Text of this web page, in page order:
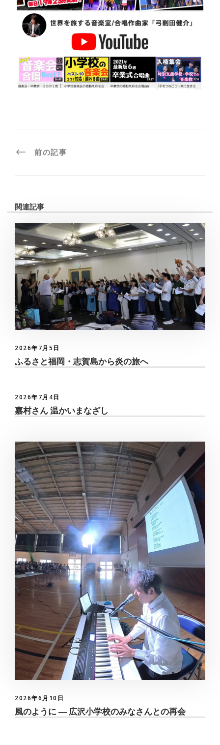
前の記事
関連記事
2026年7月5日
ふるさと福岡・志賀島から炎の旅へ
2026年7月4日
嘉村さん 温かいまなざし
2026年6月10日
風のように ― 広沢小学校のみなさんとの再会